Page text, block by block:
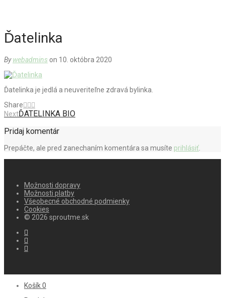
Ďatelinka
Bywebadmins on 10. októbra 2020
Ďatelinka je jedlá a neuveriteľne zdravá bylinka.
Share
NextĎATELINKA BIO
Pridaj komentár
Prepáčte, ale pred zanechaním komentára sa musíte prihlásiť.
Možnosti dopravy
Možnosti platby
Všeobecné obchodné podmienky
Cookies
© 2026 sproutme.sk
Košík0